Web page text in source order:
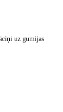
uz gumijas